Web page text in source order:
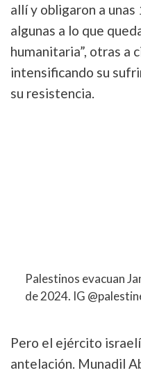
allí y obligaron a unas
algunas a lo que
humanitaria”, otras a
intensificando su
su resistencia.
Palestinos evacuan
de 2024. IG
Pero el ejército
antelación. Munadil